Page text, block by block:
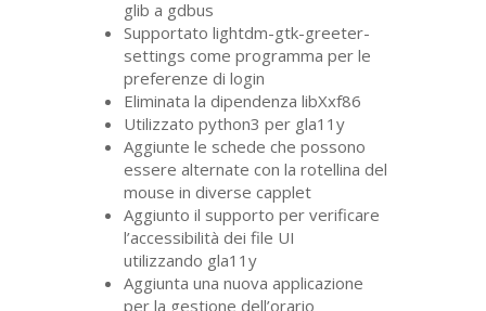
glib a gdbus
Supportato lightdm-gtk-greeter-
settings come programma per le
preferenze di login
Eliminata la dipendenza libXxf86
Utilizzato python3 per gla11y
Aggiunte le schede che possono
essere alternate con la rotellina del
mouse in diverse capplet
Aggiunto il supporto per verificare
l’accessibilità dei file UI
utilizzando gla11y
Aggiunta una nuova applicazione
per la gestione dell’orario